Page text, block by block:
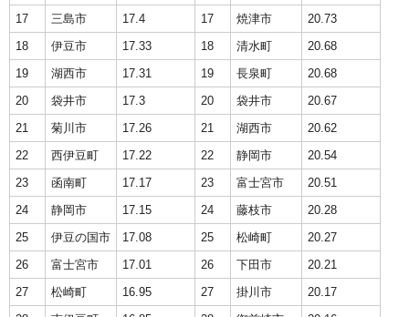
17
三島市 17.4 17 焼津市
20.73
18
伊豆市 17.33 18 清水町
20.68
19
湖西市 17.31 19 長泉町
20.68
20
袋井市 17.3 20 袋井市
20.67
21
菊川市 17.26 21 湖西市
20.62
22
西伊豆町 17.22 22 静岡市
20.54
23
函南町 17.17 23 富士宮市
20.51
24
静岡市 17.15 24 藤枝市
20.28
25
伊豆の国市 17.08 25 松崎町
20.27
26
富士宮市 17.01 26 下田市
20.21
27
松崎町 16.95 27 掛川市
20.17